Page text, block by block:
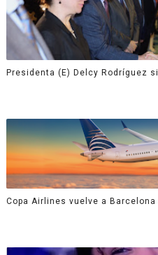
Presidenta (E) Delcy Rodríguez
Copa Airlines vuelve a